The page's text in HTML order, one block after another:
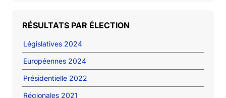
RÉSULTATS PAR ÉLECTION
Législatives 2024
Européennes 2024
Présidentielle 2022
Régionales 2021